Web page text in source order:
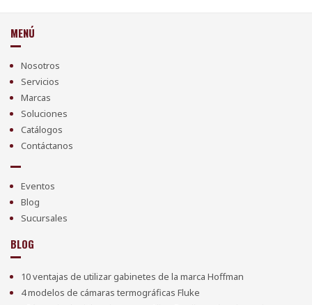
MENÚ
Nosotros
Servicios
Marcas
Soluciones
Catálogos
Contáctanos
Eventos
Blog
Sucursales
BLOG
10 ventajas de utilizar gabinetes de la marca Hoffman
4 modelos de cámaras termográficas Fluke